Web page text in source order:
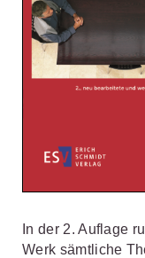
In der 2. Auflage
Werk sämtliche